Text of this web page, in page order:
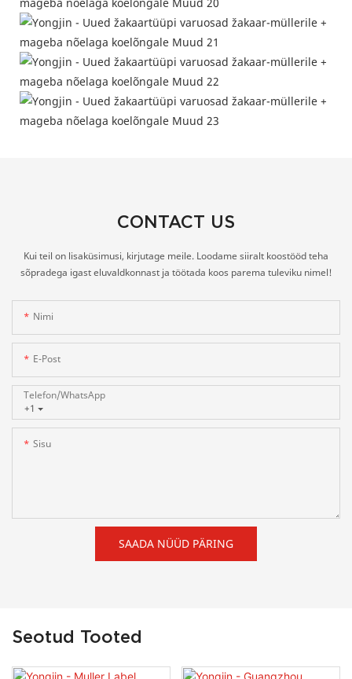
CONTACT US
Kui teil on lisaküsimusi, kirjutage meile. Loodame siiralt koostööd teha
sõpradega igast eluvaldkonnast ja töötada koos parema tuleviku nimel!
Nimi
E-Post
+1
Telefon/WhatsApp
Sisu
SAADA NÜÜD PÄRING
Seotud Tooted